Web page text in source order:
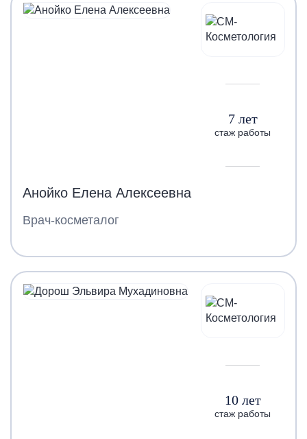
7 лет
стаж работы
Анойко Елена Алексеевна
Врач-косметалог
10 лет
стаж работы